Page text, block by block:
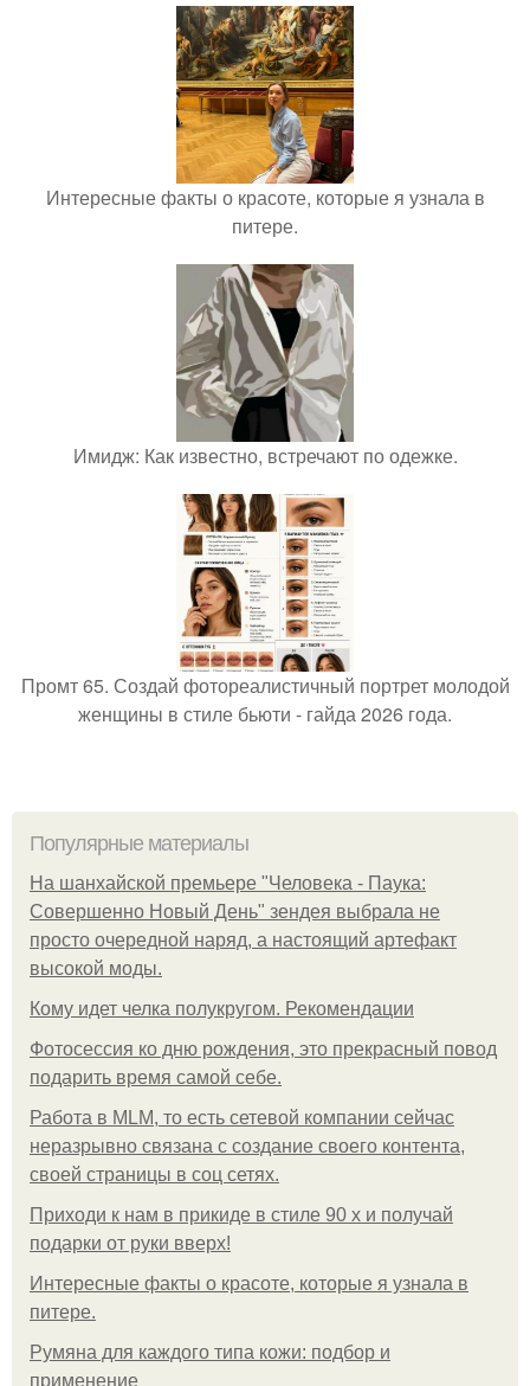
Интересные факты о красоте, которые я узнала в
питере.
Имидж: Как известно, встречают по одежке.
Промт 65. Создай фотореалистичный портрет молодой
женщины в стиле бьюти - гайда 2026 года.
Популярные материалы
На шанхайской премьере "Человека - Паука:
Совершенно Новый День" зендея выбрала не
просто очередной наряд, а настоящий артефакт
высокой моды.
Кому идет челка полукругом. Рекомендации
Фотосессия ко дню рождения, это прекрасный повод
подарить время самой себе.
Работа в MLM, то есть сетевой компании сейчас
неразрывно связана с создание своего контента,
своей страницы в соц сетях.
Приходи к нам в прикиде в стиле 90 х и получай
подарки от руки вверх!
Интересные факты о красоте, которые я узнала в
питере.
Румяна для каждого типа кожи: подбор и
применение